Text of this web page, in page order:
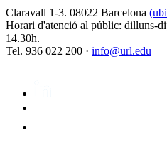
Claravall 1-3. 08022 Barcelona
Horari d'atenció al públic: dilluns-
14.30h.
Tel. 936 022 200 · info@url.edu